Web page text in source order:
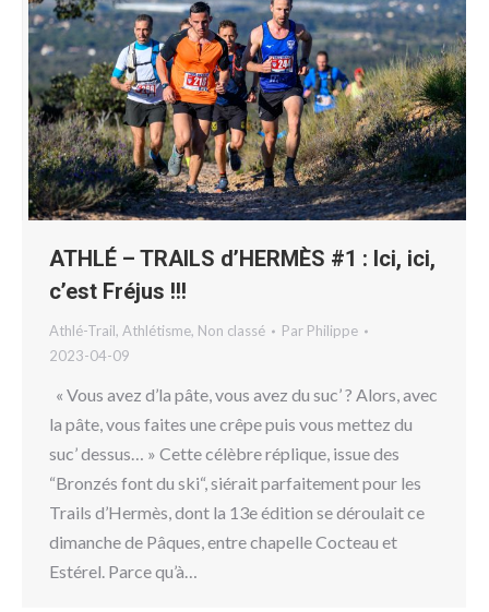
ATHLÉ – TRAILS d’HERMÈS #1 : Ici, ici,
c’est Fréjus !!!
Athlé-Trail, Athlétisme, Non classé Par Philippe
2023-04-09
« Vous avez d’la pâte, vous avez du suc’ ? Alors, avec
la pâte, vous faites une crêpe puis vous mettez du
suc’ dessus… » Cette célèbre réplique, issue des
“Bronzés font du ski“, siérait parfaitement pour les
Trails d’Hermès, dont la 13e édition se déroulait ce
dimanche de Pâques, entre chapelle Cocteau et
Estérel. Parce qu’à…